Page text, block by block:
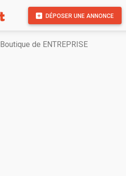
DÉPOSER UNE ANNONCE
Boutique de ENTREPRISE